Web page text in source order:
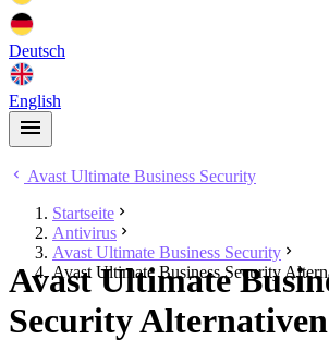
Deutsch
English
Avast Ultimate Business Security
Startseite
Antivirus
Avast Ultimate Business Security
Avast Ultimate Business Security
Avast Ultimate
Security